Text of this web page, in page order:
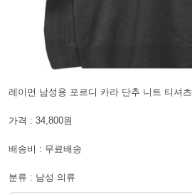
레이먼 남성용 포르디 카라 단추 니트 티셔츠
가격 : 34,800원
배송비 : 무료배송
분류 : 남성 의류